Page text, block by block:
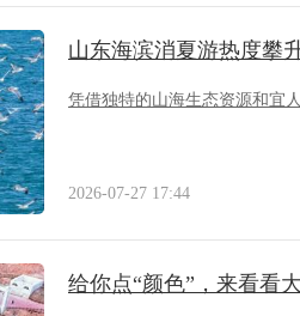
山东海滨消夏游热度攀
凭借独特的山海生态资源和宜
2026-07-27 17:44
给你点“颜色”，来看看